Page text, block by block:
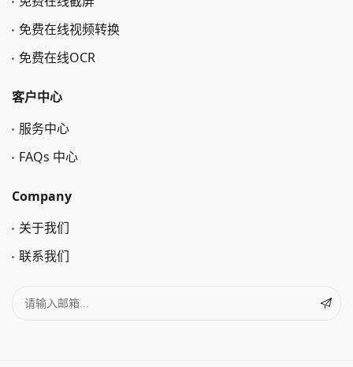
免费在线视频转换
免费在线OCR
客户中心
服务中心
FAQs 中心
Company
关于我们
联系我们